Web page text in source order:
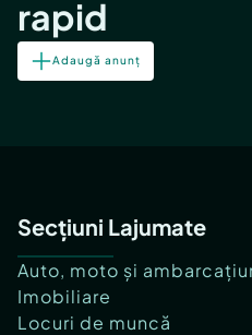
rapid
Adaugă anunț
Secțiuni Lajumate
Auto, moto și
Imobiliare
Locuri de muncă